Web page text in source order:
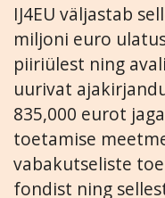
IJ4EU väljastab
miljoni euro
piiriülest ning
uurivat
835,000 eurot
toetamise
vabakutseliste
fondist ning